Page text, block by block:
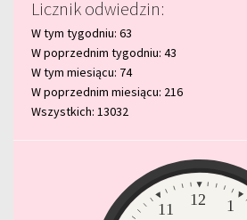
Licznik odwiedzin:
W tym tygodniu: 63
W poprzednim tygodniu: 43
W tym miesiącu: 74
W poprzednim miesiącu: 216
Wszystkich: 13032
1
11
12